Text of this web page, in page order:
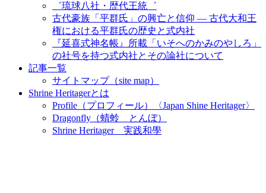
゛琉球八社・歴代王統゛
古代豪族「平群氏」の興亡と信仰 ― 古代大和王
権における平群氏の歴史と式内社
『延喜式神名帳』所載「いそへのかみのやしろ」
の社号を持つ式内社とその論社について
記事一覧
サイトマップ（site map）
Shrine Heritagerとは
Profile（プロフィール）〈Japan Shine Heritager​〉
Dragonfly（蜻蛉 とんぼ）
Shrine Heritager 実践和學